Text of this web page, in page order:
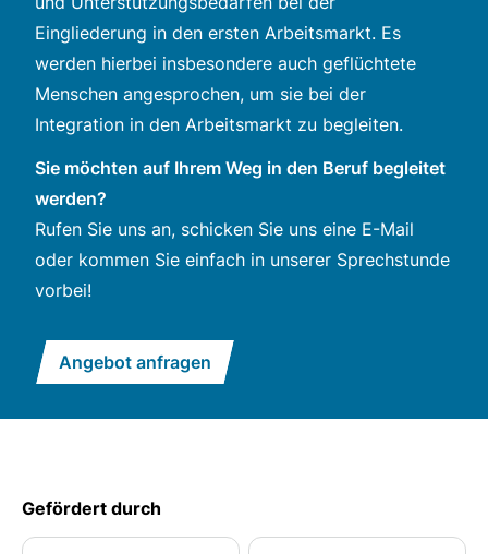
Eingliederung in den ersten Arbeitsmarkt. Es
werden hierbei insbesondere auch geflüchtete
Menschen angesprochen, um sie bei der
Integration in den Arbeitsmarkt zu begleiten.
Sie möchten auf Ihrem Weg in den Beruf begleitet
werden?
Rufen Sie uns an, schicken Sie uns eine E-Mail
oder kommen Sie einfach in unserer Sprechstunde
vorbei!
Angebot anfragen
Gefördert durch